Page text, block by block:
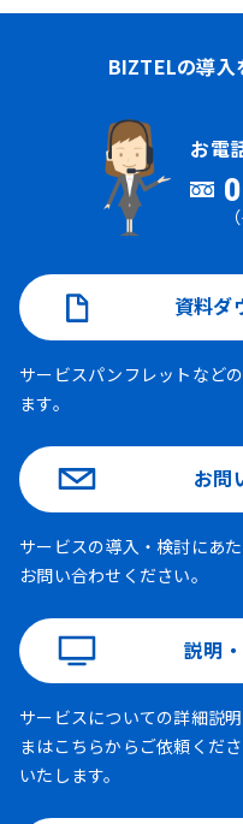
BIZTELの導入
お電
資料ダ
サービスパンフレットなど
ます。
お問
サービスの導入・検討にあ
お問い合わせください。
説明
サービスについての詳細説
まはこちらからご依頼くだ
いたします。